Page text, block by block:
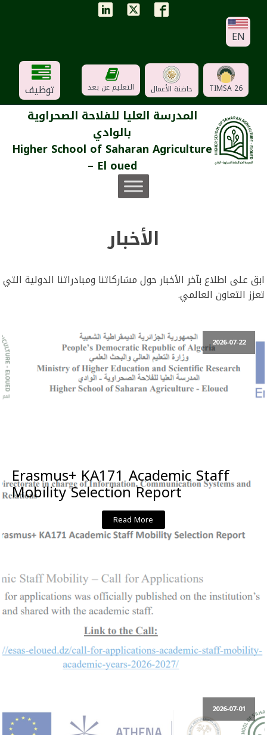
EN
TIMSA 26 حاضنة الأعمال التعليم عن بعد توظيف
المدرسة العليا للفلاحة الصحراوية
بالوادي
Higher School of Saharan Agriculture
– El oued
الأخبار
ابق على اطلاع بآخر الأخبار حول مشاركاتنا ومبادراتنا الدولية التي
تعزز التعاون العالمي.
2026-07-22
Erasmus+ KA171 Academic Staff
Mobility Selection Report
Read More
2026-07-01